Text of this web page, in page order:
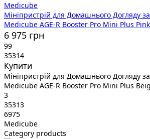
Medicube
Мініпристрій для Домашнього Догляду
Medicube AGE-R Booster Pro Mini Plus Pink
6 975 грн
99
35314
Купити
Мініпристрій для Домашнього Догляду
Medicube AGE-R Booster Pro Mini Plus
3
35313
6975
Medicube
Category products